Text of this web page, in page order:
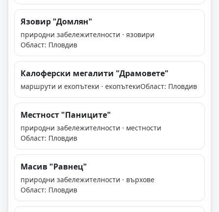
Язовир "Домлян"
природни забележителности · язовири
Област: Пловдив
Калоферски мегалити "Драмовете"
маршрути и екопътеки · екопътекиОбласт: Пловдив
Mестност "Паниците"
природни забележителности · местности
Област: Пловдив
Масив "Равнец"
природни забележителности · върхове
Област: Пловдив